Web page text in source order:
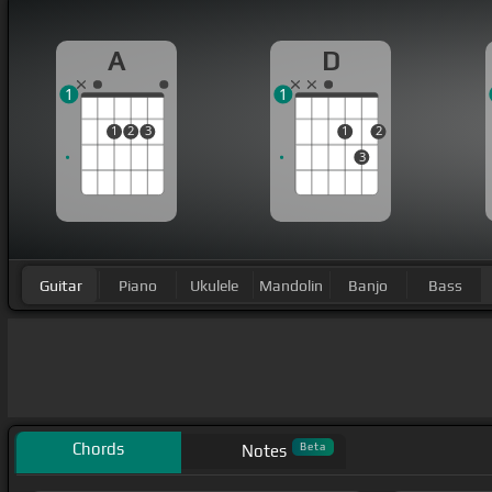
A
1 2 3
1
D
1
3
2
1
Guitar Piano Ukulele Mandolin Banjo Bass
Chords Notes Beta